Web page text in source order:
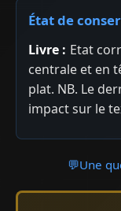
État de
Livre : Etat
centrale et en
plat. NB. Le
impact sur le
💬Une